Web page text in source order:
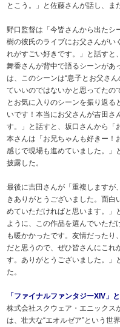
とこう。」と佐藤さんが話し、ま
野口監督は「今皆さんから出たシ
樹の彼氏のライブにお父さんがい
れがすごい好きです。」と話すと
舞香さんが背中で語るシーンがあ
は、このシーンは“息子とお父さ
ていいのではないかと思ってたの
とお気に入りのシーンを振り返る
いです！本当にお父さんが吉田さ
す。」と話すと、坂口さんから「
本さんは「お兄ちゃんも好きー！
感じで現場も進めていました。」
披露した。
最後に吉田さんが「重複しますが
きありがとうございました。面
めていただければと思います。」
ように、この作品を選んでいただ
も暖かかったです。友情だった
だと思うので、ぜひ皆さんにこれ
す。ありがとうございました。」
た。
「ファイナルファンタジーXIV」
株式会社スクウェア・エニックス
は、壮大な“エオルゼア”という世